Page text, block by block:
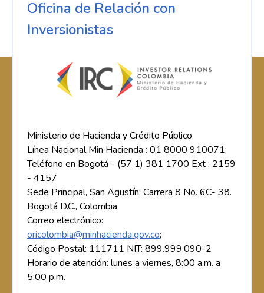
Oficina de Relación con
Inversionistas
Ministerio de Hacienda y Crédito Público
Línea Nacional Min Hacienda : 01 8000 910071;
Teléfono en Bogotá - (57 1) 381 1700 Ext : 2159
- 4157
Sede Principal, San Agustín: Carrera 8 No. 6C- 38.
Bogotá D.C., Colombia
Correo electrónico:
oricolombia@minhacienda.gov.co;
Código Postal: 111711 NIT: 899.999.090-2
Horario de atención: lunes a viernes, 8:00 a.m. a
5:00 p.m.